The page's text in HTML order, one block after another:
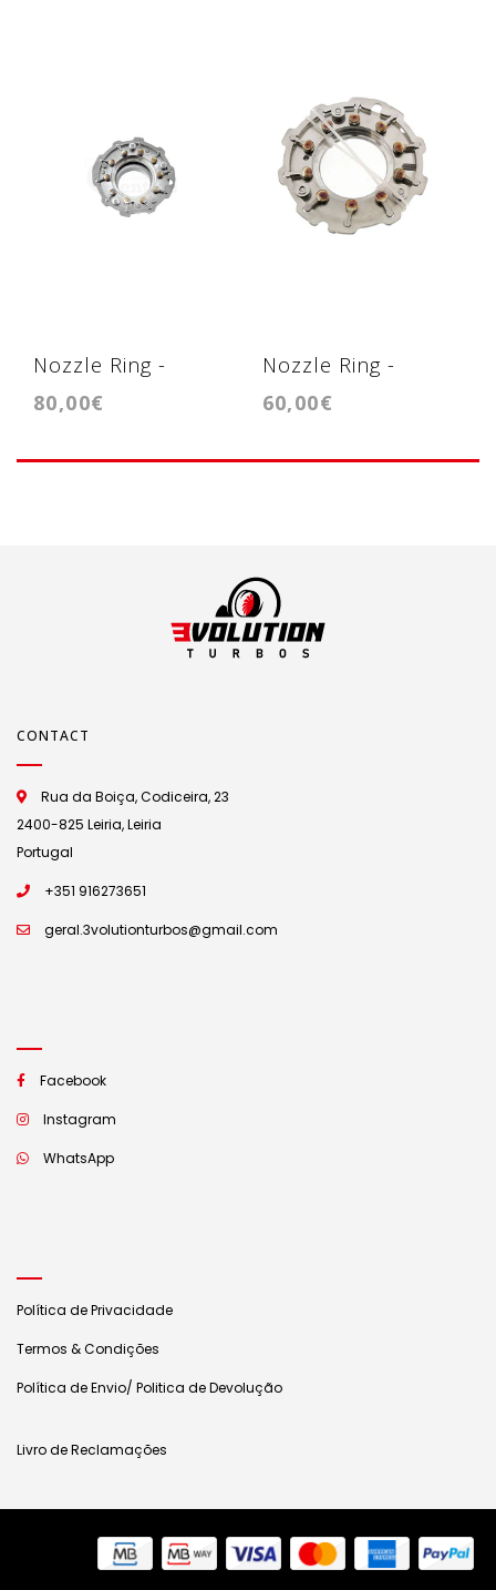
Nozzle Ring -
Geometria -
80,00€
Nozzle Ring -
Geometria -
60,00€
CONTACT
Rua da Boiça, Codiceira, 23
2400-825 Leiria, Leiria
Portugal
+351 916273651
geral.3volutionturbos@gmail.com
Facebook
Instagram
WhatsApp
Política de Privacidade
Termos & Condições
Política de Envio/ Politica de Devolução
Livro de Reclamações